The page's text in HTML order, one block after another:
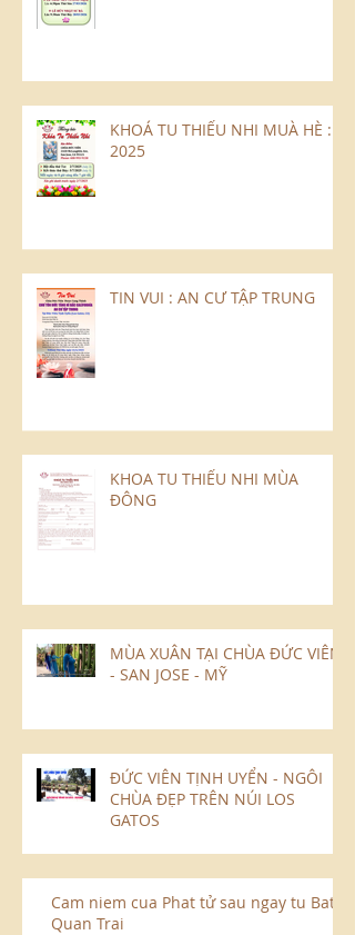
KHOÁ TU THIẾU NHI MUÀ HÈ :
2025
TIN VUI : AN CƯ TẬP TRUNG
KHOA TU THIẾU NHI MÙA
ĐÔNG
MÙA XUÂN TẠI CHÙA ĐỨC VIÊN
- SAN JOSE - MỸ
ĐỨC VIÊN TỊNH UYỂN - NGÔI
CHÙA ĐẸP TRÊN NÚI LOS
GATOS
Cam niem cua Phat tử sau ngay tu Bat
Quan Trai